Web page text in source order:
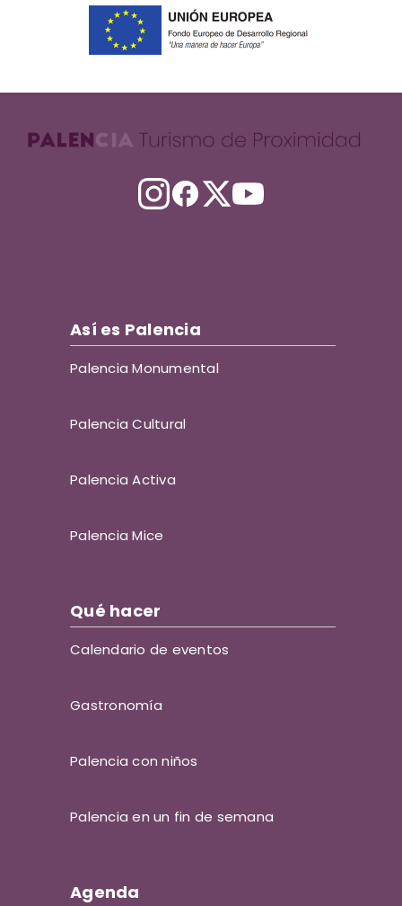
Así es Palencia
Palencia Monumental
Palencia Cultural
Palencia Activa
Palencia Mice
Qué hacer
Calendario de eventos
Gastronomía
Palencia con niños
Palencia en un fin de semana
Agenda